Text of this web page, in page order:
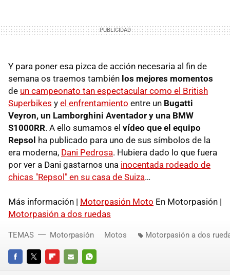
Y para poner esa pizca de acción necesaria al fin de
semana os traemos también los mejores momentos
de un campeonato tan espectacular como el British
Superbikes y el enfrentamiento entre un Bugatti
Veyron, un Lamborghini Aventador y una BMW
S1000RR. A ello sumamos el vídeo que el equipo
Repsol ha publicado para uno de sus símbolos de la
era moderna, Dani Pedrosa. Hubiera dado lo que fuera
por ver a Dani gastarnos una inocentada rodeado de
chicas "Repsol" en su casa de Suiza…
Más información | Motorpasión Moto En Motorpasión |
Motorpasión a dos ruedas
FACEBOOKTWITTERFLIPBOARD
E-
WHATSAPP
TEMAS Motorpasión Motos Motorpasión a dos